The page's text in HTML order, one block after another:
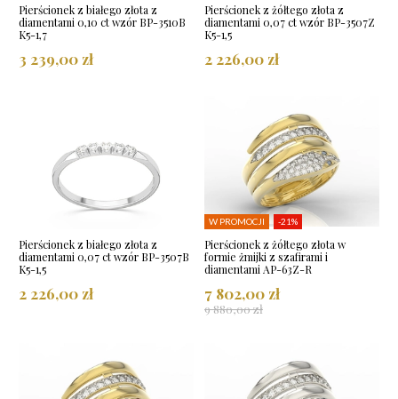
Pierścionek z białego złota z
diamentami 0,10 ct wzór BP-3510B
K5-1,7
3 239,00 zł
Pierścionek z żółtego złota z
diamentami 0,07 ct wzór BP-3507Z
K5-1,5
2 226,00 zł
Pierścionek z białego złota z
diamentami 0,07 ct wzór BP-3507B
K5-1,5
2 226,00 zł
W PROMOCJI -21%
Pierścionek z żółtego złota w
formie żmijki z szafirami i
diamentami AP-63Z-R
7 802,00 zł
9 880,00 zł